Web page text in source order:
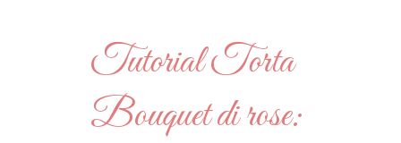
Tutorial Torta
Bouquet di rose: